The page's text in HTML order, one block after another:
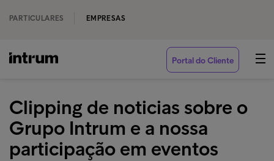
PARTICULARES EMPRESAS
Portal do Cliente
Clipping de noticias sobre o
Grupo Intrum e a nossa
participação em eventos